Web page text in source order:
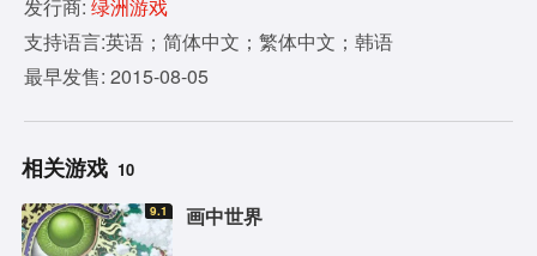
发行商: 绿洲游戏
支持语言:英语；简体中文；繁体中文；韩语
最早发售: 2015-08-05
相关游戏 10
9.1 画中世界